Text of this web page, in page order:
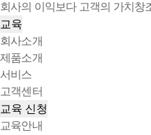
회사의 이익보다 고객의 가치창
교육
회사소개
제품소개
서비스
고객센터
교육 신청
교육안내